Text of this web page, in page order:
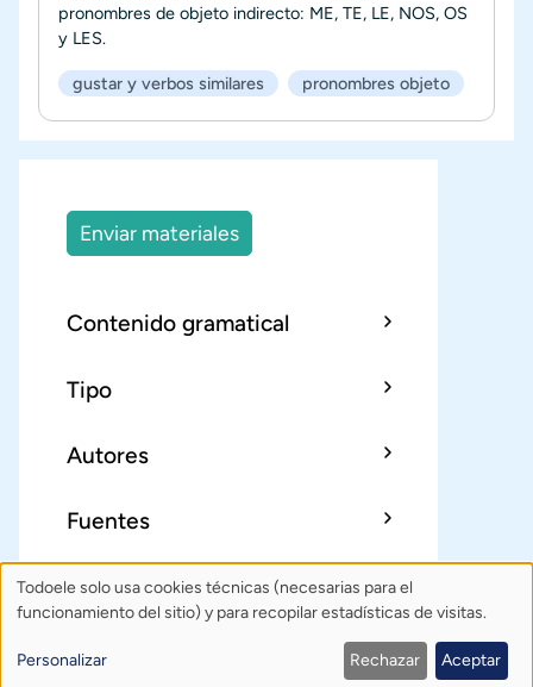
pronombres de objeto indirecto: ME, TE, LE, NOS, OS
y LES.
gustar y verbos similares pronombres objeto
Enviar materiales
Contenido gramatical
Tipo
Autores
Fuentes
Sobre TodoeleÍndice Publica
Política de privacidad
Uso
datos
Todoele solo usa cookies técnicas (necesarias para el
funcionamiento del sitio) y para recopilar estadísticas de visitas.
Personalizar Rechazar Aceptar